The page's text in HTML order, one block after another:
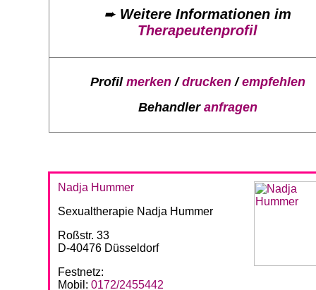
➨ Weitere Informationen im
Therapeutenprofil
Profil merken/drucken/empfehlen
Behandler anfragen
Nadja Hummer
Sexualtherapie Nadja Hummer
Roßstr. 33
D-40476 Düsseldorf
Festnetz:
Mobil: 0172/2455442